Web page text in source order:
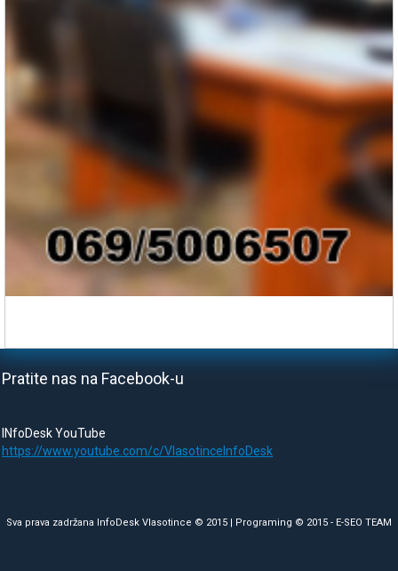
Pratite nas na Facebook-u
INfoDesk YouTube
https://www.youtube.com/c/VlasotinceInfoDesk
Sva prava zadržana InfoDesk Vlasotince © 2015 | Programing © 2015 - E-SEO TEAM